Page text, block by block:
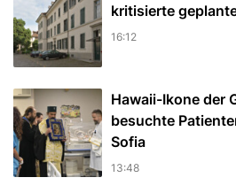
kritisierte
16:12
Hawaii-Ikone der
besuchte
Sofia
13:48